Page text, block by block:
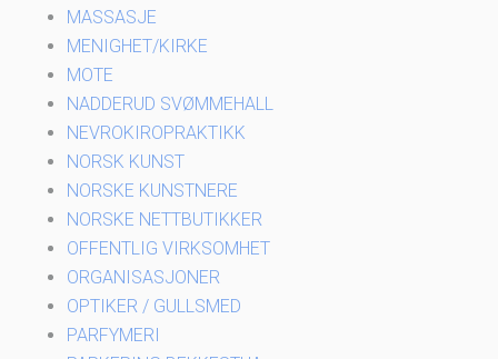
MASSASJE
MENIGHET/KIRKE
MOTE
NADDERUD SVØMMEHALL
NEVROKIROPRAKTIKK
NORSK KUNST
NORSKE KUNSTNERE
NORSKE NETTBUTIKKER
OFFENTLIG VIRKSOMHET
ORGANISASJONER
OPTIKER / GULLSMED
PARFYMERI